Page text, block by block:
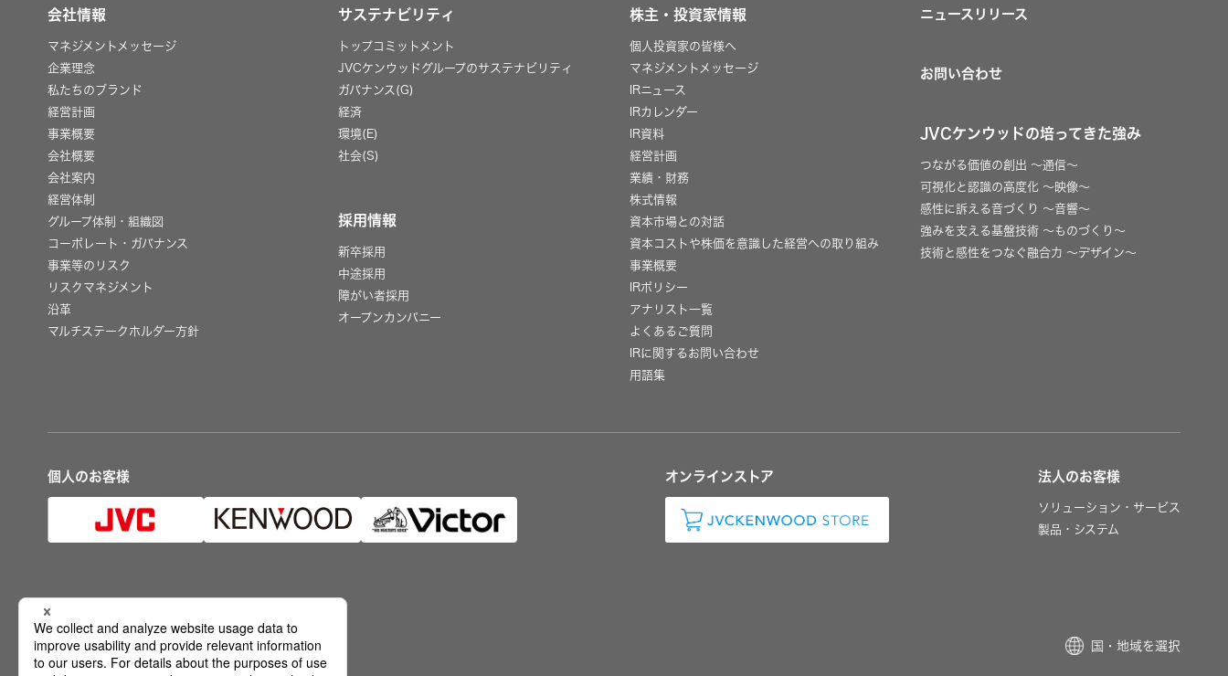
会社情報
マネジメントメッセージ
企業理念
私たちのブランド
経営計画
事業概要
会社概要
会社案内
経営体制
グループ体制・組織図
コーポレート・ガバナンス
事業等のリスク
リスクマネジメント
沿革
マルチステークホルダー方針
サステナビリティ
トップコミットメント
JVCケンウッドグループのサステナビリティ
ガバナンス(G)
経済
環境(E)
社会(S)
採用情報
新卒採用
中途採用
障がい者採用
オープンカンパニー
株主・投資家情報
個人投資家の皆様へ
マネジメントメッセージ
IRニュース
IRカレンダー
IR資料
経営計画
業績・財務
株式情報
資本市場との対話
資本コストや株価を意識した経営への取り組み
事業概要
IRポリシー
アナリスト一覧
よくあるご質問
IRに関するお問い合わせ
用語集
ニュースリリース
お問い合わせ
JVCケンウッドの培ってきた強み
つながる価値の創出 〜通信〜
可視化と認識の高度化 〜映像〜
感性に訴える音づくり 〜音響〜
強みを支える基盤技術 〜ものづくり〜
技術と感性をつなぐ融合力 〜デザイン〜
個人のお客様 オンラインストア 法人のお客様
ソリューション・サービス
製品・システム
公式SNS
国・地域を選択